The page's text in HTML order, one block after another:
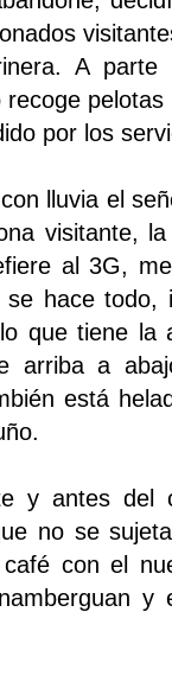
A
por los
lluvia el
visitante,
al 3G,
hace todo,
que tiene la
arriba a
está
y antes
no se
con el